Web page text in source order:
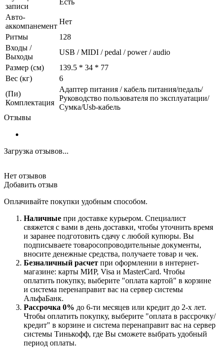
записи
Есть
Авто-
аккомпанемент
Нет
Ритмы
128
Входы /
Выходы
USB / MIDI / pedal / power / audio
Размер (см)
139.5 * 34 * 77
Вес (кг)
6
(Пи)
Комплектация
Адаптер питания / кабель питания/педаль/
Руководство пользователя по эксплуатации/
Сумка/Usb-кабель
Отзывы
Загрузка отзывов...
Нет отзывов
Добавить отзыв
Оплачивайте покупки удобным способом.
Наличные при доставке курьером. Специалист
свяжется с вами в день доставки, чтобы уточнить время
и заранее подготовить сдачу с любой купюры. Вы
подписываете товаросопроводительные документы,
вносите денежные средства, получаете товар и чек.
Безналичный расчет при оформлении в интернет-
магазине: карты МИР, Visa и MasterCard. Чтобы
оплатить покупку, выберите "оплата картой" в корзине
и система перенаправит вас на сервер системы
АльфаБанк.
Рассрочка 0% до 6-ти месяцев или кредит до 2-х лет.
Чтобы оплатить покупку, выберите "оплата в рассрочку/
кредит" в корзине и система перенаправит вас на сервер
системы Тинькофф, где Вы сможете выбрать удобный
период оплаты.